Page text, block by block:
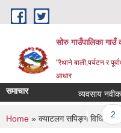
Skip to main content
सोरु गाउँपालिका गाउँ
"रैथाने बाली,पर्यटन र
आधार
समाचार व्यवसाय
Pages
1 2
You are here
Home » क्याटलग सपिङ्ग विधिबाट